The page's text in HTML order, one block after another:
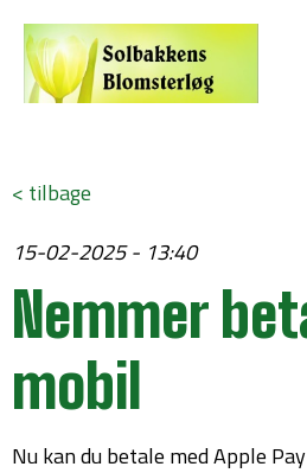
< tilbage
15-02-2025 - 13:40
Nemmer
mobil
Nu kan du betale med Apple Pay